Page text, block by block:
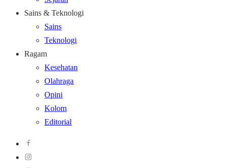
Sains & Teknologi
Sains
Teknologi
Ragam
Kesehatan
Olahraga
Opini
Kolom
Editorial